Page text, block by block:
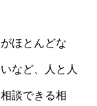
ほとんどな
など、人と人
談できる相